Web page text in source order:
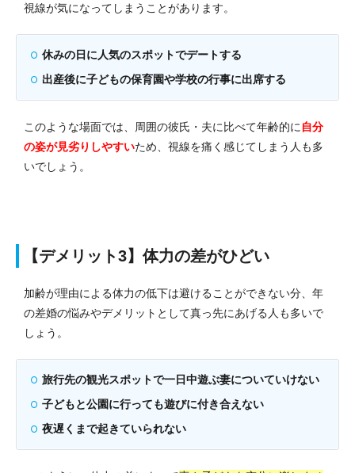
視線が気になってしまうことがあります。
休みの日に人気のスポットでデートする
出産後に子どもの保育園や学校の行事に出席する
このような場面では、周囲の彼氏・夫に比べて年齢的に 自分
の姿が見劣りしやすいため、視線を痛く感じてしまう人も多
いでしょう。
【デメリット3】体力の差がひどい
加齢が理由による体力の低下は避けることができない分、年
の差婚の悩みやデメリットとして真っ先にあげる人も多いで
しょう。
旅行先の観光スポットで一日中遊ぶ妻についていけない
子どもと公園に行っても遊びに付き合えない
夜遅くまで起きていられない